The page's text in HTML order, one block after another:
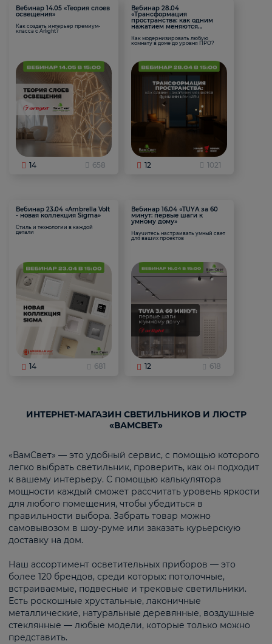
Вебинар 14.05 «Теория слоев
освещения»
Как создать интерьер премиум-
класса с Arlight?
14 658
Вебинар 28.04
«Трансформация
пространства: как одним
нажатием меняются
Как модернизировать любую
комнату в доме до уровня ПРО?
12 1021
Вебинар 23.04 «Ambrella Volt
- новая коллекция Sigma»
Стиль и технологии в каждой
детали
14 681
Вебинар 16.04 «TUYA за 60
минут: первые шаги к
умному дому»
Научитесь настраивать умный свет
для ваших проектов
12 618
ИНТЕРНЕТ-МАГАЗИН СВЕТИЛЬНИКОВ И ЛЮСТР
«ВАМСВЕТ»
«ВамСвет» — это удобный сервис, с помощью которого
легко выбрать светильник, проверить, как он подходит
к вашему интерьеру. С помощью калькулятора
мощности каждый сможет рассчитать уровень яркости
для любого помещения, чтобы убедиться в
правильности выбора. Забрать товар можно
самовывозом в шоу-руме или заказать курьерскую
доставку на дом.
Наш ассортимент осветительных приборов — это
более 120 брендов, среди которых: потолочные,
встраиваемые, подвесные и трековые светильники.
Есть роскошные хрустальные, лаконичные
металлические, натуральные деревянные, воздушные
стеклянные — любые модели, которые только можно
представить.